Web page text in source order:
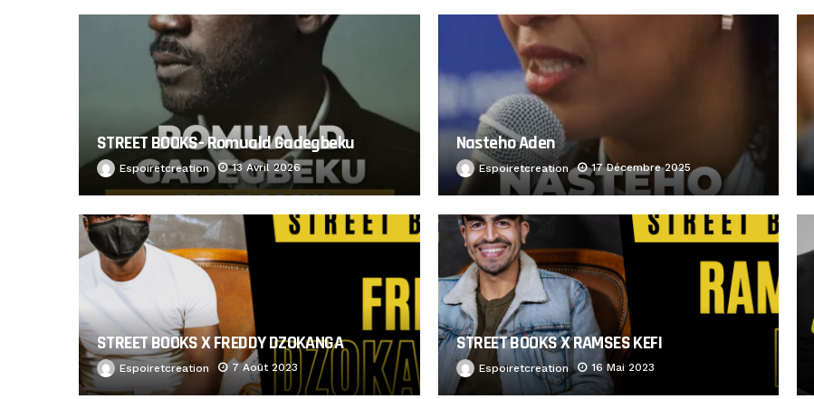
STREET BOOKS- Romuald Gadegbeku
Espoiretcreation 13 Avril 2026
Nasteho Aden
Espoiretcreation 17 Décembre 2025
STREET BOOKS X FREDDY DZOKANGA
Espoiretcreation 7 Août 2023
STREET BOOKS X RAMSES KEFI
Espoiretcreation 16 Mai 2023